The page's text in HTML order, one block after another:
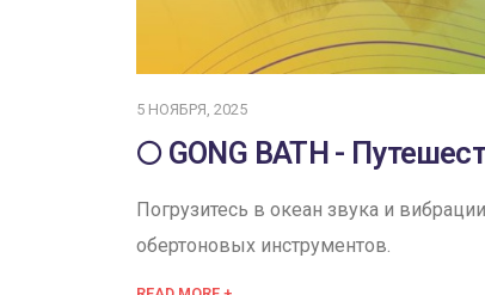
5 НОЯБРЯ, 2025
🌕 GONG BATH -
Погрузитесь в океан звука и
обертоновых инструментов.